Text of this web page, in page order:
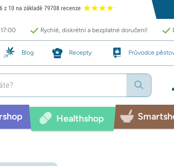
z 10 na základě 79708 recenze
Rychlé, diskrétní a bezplatné doručení!
Blog Recepty Průvodce
Healthshop